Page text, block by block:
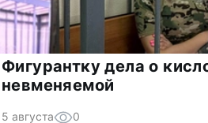
Фигурантку дела о
невменяемой
5 августа 0